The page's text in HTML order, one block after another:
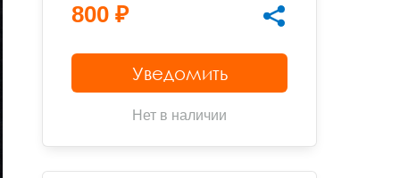
800 ₽
Уведомить
Нет в наличии